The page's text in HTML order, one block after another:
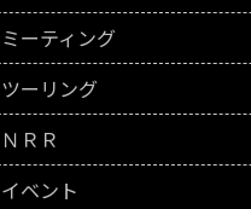
ミーティング
ツーリング
ＮＲＲ
イベント